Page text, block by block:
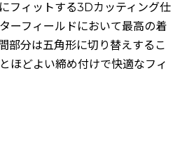
フィットする3Dカッティング仕
ーフィールドにおいて最高の着
部分は五角形に切り替えするこ
ほどよい締め付けで快適なフィ